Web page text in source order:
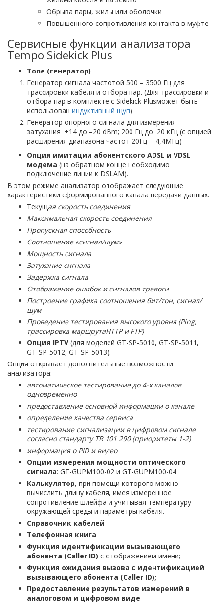
Обрыва пары, жилы или оболочки
Повышенного сопротивления контакта в муфте
Сервисные функции анализатора
Tempo Sidekick Plus
Tone (генератор)
Генератор сигнала частотой 500 – 3500 Гц для
трассировки кабеля и отбора пар. (Для трассировки и
отбора пар в комплекте с Sidekick Plusможет быть
использован индуктивный щуп)
Генератор опорного сигнала для измерения
затухания +14 до –20 dBm; 200 Гц до 20 кГц (с опцией
расширения диапазона частот 20Гц - 4,4МГц)
Опция имитации абонентского ADSL и VDSL
модема (на обратном конце необходимо
подключение линии к DSLAM).
В этом режиме анализатор отображает следующие
характеристики сформированного канала передачи данных:
Текущая скорость соединения
Максимальная скорость соединения
Пропускная способность
Соотношение «сигнал/шум»
Мощность сигнала
Затухание сигнала
Задержка сигнала
Отображение ошибок и сигналов тревоги
Построение графика соотношения бит/тон, сигнал/
шум
Проведение тестирования высокого уровня (Ping,
трассировка маршрутаHTTP и FTP)
Опция IPTV (для моделей GT-SP-5010, GT-SP-5011,
GT-SP-5012, GT-SP-5013).
Опция открывает дополнительные возможности
анализатора:
автоматическое тестирование до 4-х каналов
одновременно
предоставление основной информации о канале
определение качества сервиса
тестирование сигнализации в цифровом сигнале
согласно стандарту TR 101 290 (приоритеты 1-2)
информация о PID и видео
Опции измерения мощности оптического
сигнала: GT-GUPM100-02 и GT-GUPM100-04
Калькулятор, при помощи которого можно
вычислить длину кабеля, имея измеренное
сопротивление шлейфа и учитывая температуру
окружающей среды и параметры кабеля.
Справочник кабелей
Телефонная книга
Функция идентификации вызывающего
абонента (Caller ID) с отображением имени;
Функция ожидания вызова с идентификацией
вызывающего абонента (Caller ID);
Предоставление результатов измерений в
аналоговом и цифровом виде